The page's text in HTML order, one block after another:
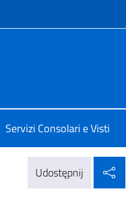
Servizi Consolari e Visti
Udostępnij